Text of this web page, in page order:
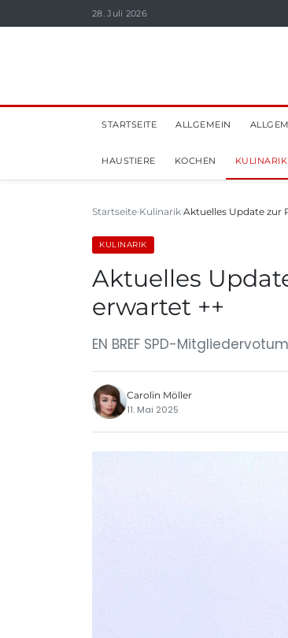
28. Juli 2026
STARTSEITE ALLGEMEIN
HAUSTIERE KOCHEN KULINARIK
Startseite Kulinarik Aktuelles Update zur
KULINARIK
Aktuelles
erwartet ++
EN BREF SPD-
Carolin Möller
11. Mai 2025